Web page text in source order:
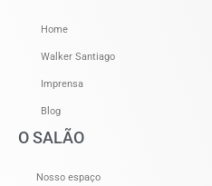
Home
Walker Santiago
Imprensa
Blog
O SALÃO
Nosso espaço